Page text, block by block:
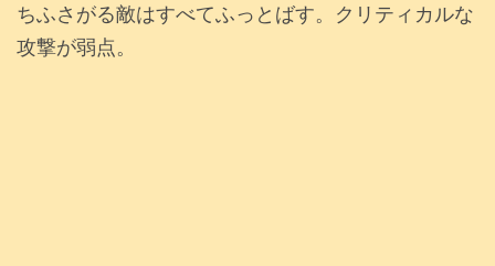
ちふさがる敵はすべてふっとばす。クリティカルな
攻撃が弱点。